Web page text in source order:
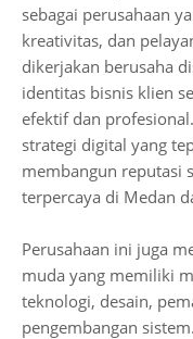
sebagai perusahaan
kreativitas, dan
dikerjakan berusaha
identitas bisnis klien
efektif dan
strategi digital yang
membangun reputasi
terpercaya di Medan
Perusahaan ini juga
muda yang memiliki
teknologi, desain,
pengembangan